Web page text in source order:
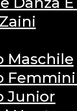
Maschile
Junior